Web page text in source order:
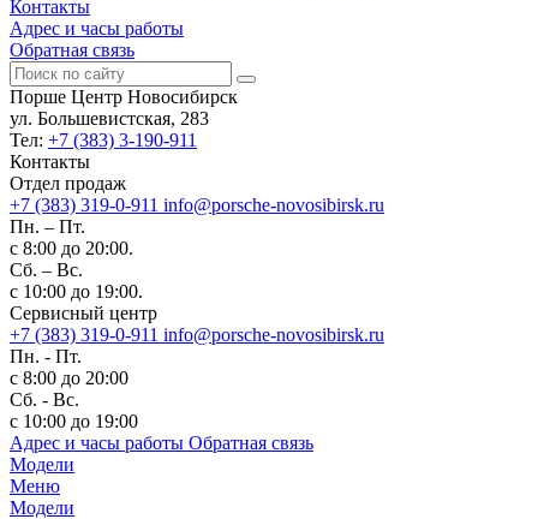
Контакты
Адрес и часы работы
Обратная связь
Порше Центр Новосибирск
ул. Большевистская, 283
Тел: +7 (383) 3-190-911
Контакты
Отдел продаж
+7 (383) 319-0-911 info@porsche-novosibirsk.ru
Пн. – Пт.
с 8:00 до 20:00.
Сб. – Вс.
с 10:00 до 19:00.
Сервисный центр
+7 (383) 319-0-911 info@porsche-novosibirsk.ru
Пн. - Пт.
с 8:00 до 20:00
Сб. - Вс.
с 10:00 до 19:00
Адрес и часы работы Обратная связь
Модели
Меню
Модели